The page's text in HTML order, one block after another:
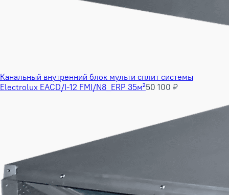
Канальный внутренний блок мульти сплит системы
Electrolux EACD/I-12 FMI/N8_ERP 35м²50 100 ₽